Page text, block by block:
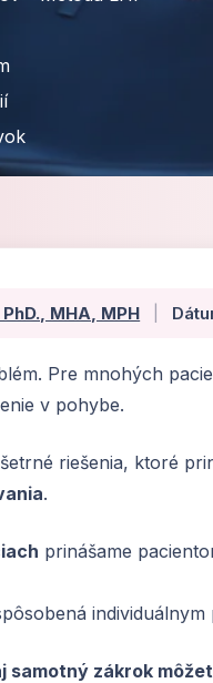
MHA, MPH
Pre mnohých
v pohybe.
riešenia, ktoré
.
prinášame
individuálnym
zákrok